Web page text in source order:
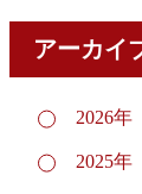
アーカイ
2026年
2025年